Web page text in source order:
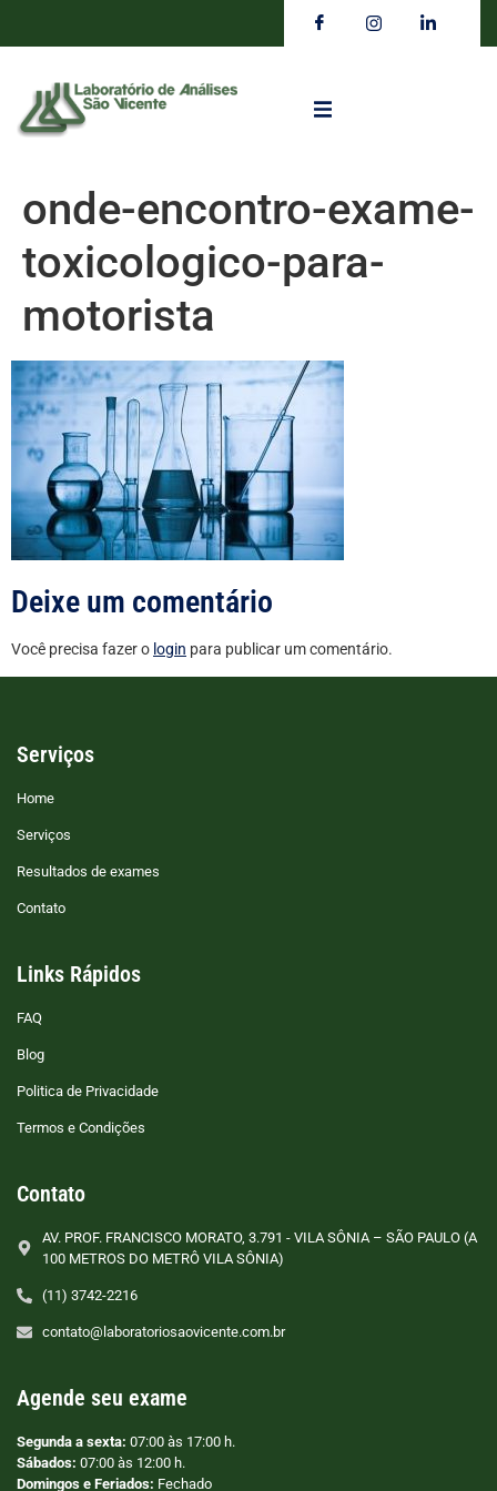
onde-encontro-exame-
toxicologico-para-
motorista
Deixe um comentário
Você precisa fazer o login para publicar um comentário.
Serviços
Home
Serviços
Resultados de exames
Contato
Links Rápidos
FAQ
Blog
Politica de Privacidade
Termos e Condições
Contato
AV. PROF. FRANCISCO MORATO, 3.791 - VILA SÔNIA – SÃO PAULO (A
100 METROS DO METRÔ VILA SÔNIA)
(11) 3742-2216
contato@laboratoriosaovicente.com.br
Agende seu exame
Segunda a sexta: 07:00 às 17:00 h.
Sábados: 07:00 às 12:00 h.
Domingos e Feriados: Fechado